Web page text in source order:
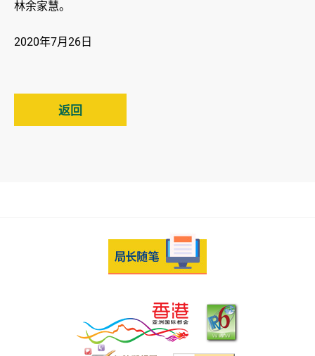
林余家慧。
2020年7月26日
返回